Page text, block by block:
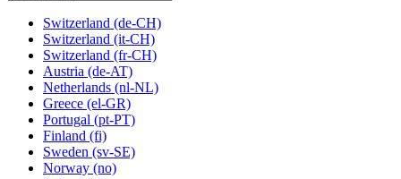
Switzerland (de-CH)
Switzerland (it-CH)
Switzerland (fr-CH)
Austria (de-AT)
Netherlands (nl-NL)
Greece (el-GR)
Portugal (pt-PT)
Finland (fi)
Sweden (sv-SE)
Norway (no)